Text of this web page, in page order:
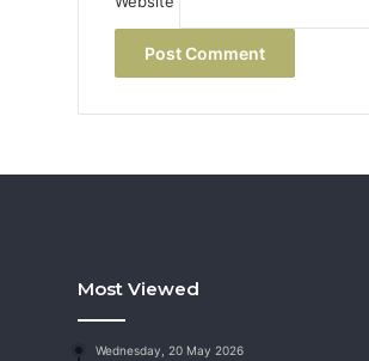
Most Viewed
Wednesday, 20 May 2026